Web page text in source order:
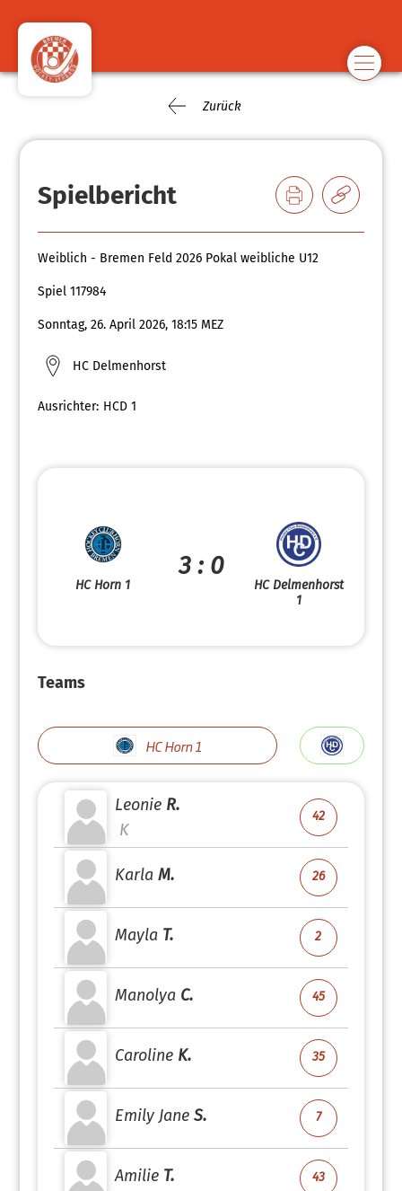
Zurück
Spielbericht
Weiblich - Bremen Feld 2026 Pokal weibliche U12
Spiel 117984
Sonntag, 26. April 2026, 18:15 MEZ
HC Delmenhorst
Ausrichter: HCD 1
HC Horn 1
3 : 0
HC Delmenhorst
1
Teams
HC Horn 1
Leonie R.
K
42
Karla M. 26
Mayla T. 2
Manolya C. 45
Caroline K. 35
Emily Jane S. 7
Amilie T. 43